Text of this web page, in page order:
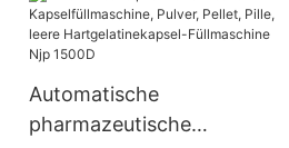
Gewürzgewürzpulver Chili
Trommelpulver Mixer
Mixer Maschine
Automatische
pharmazeutische